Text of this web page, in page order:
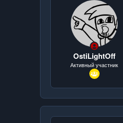
ч
а
л
а
OstiLightOff
Активный участник